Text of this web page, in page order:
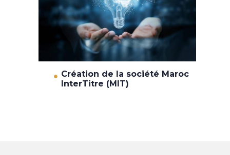
Création de la société Maroc
InterTitre (MIT)